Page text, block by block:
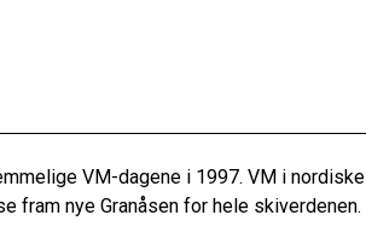
VM-dagene i 1997. VM i nordiske
fram nye Granåsen for hele skiverdenen.